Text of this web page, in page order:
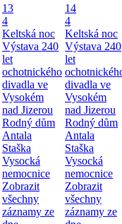
13
4
Keltská noc
Výstava 240
let
ochotnického
divadla ve
Vysokém
nad Jizerou
Rodný dům
Antala
Staška
Vysocká
nemocnice
Zobrazit
všechny
záznamy ze
14
4
Keltská noc
Výstava 240
let
divadla ve
Vysokém
nad Jizerou
Rodný dům
Antala
Staška
Vysocká
nemocnice
Zobrazit
všechny
záznamy ze